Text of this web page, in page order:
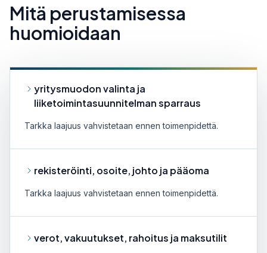
Mitä perustamisessa
huomioidaan
yritysmuodon valinta ja
liiketoimintasuunnitelman sparraus
Tarkka laajuus vahvistetaan ennen toimenpidettä.
rekisteröinti, osoite, johto ja pääoma
Tarkka laajuus vahvistetaan ennen toimenpidettä.
verot, vakuutukset, rahoitus ja maksutilit